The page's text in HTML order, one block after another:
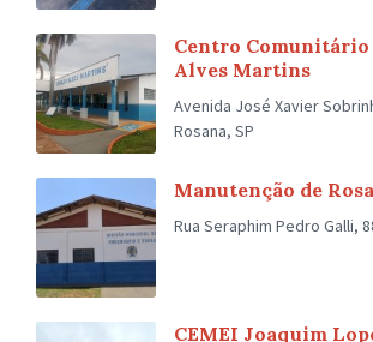
Centro Comunitário
Alves Martins
Avenida José Xavier
Rosana, SP
Manutenção de
Rua Seraphim Pedro Galli,
CEMEI Joaquim